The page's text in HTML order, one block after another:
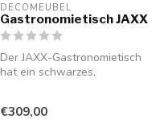
DECOMEUBEL
Gastronomietisch JAXX
Der JAXX-Gastronomietisch
hat ein schwarzes,
€309,00